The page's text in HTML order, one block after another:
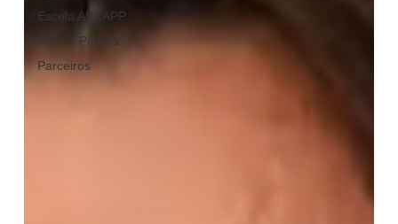
Escola ABRAPP
Raio-X Pintura
Parceiros